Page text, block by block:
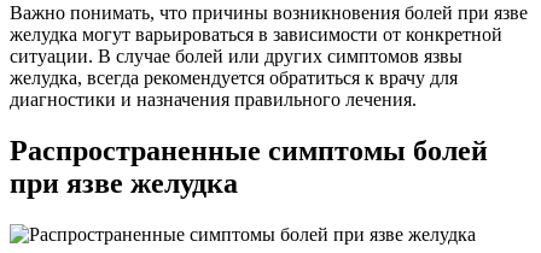
Важно понимать, что причины возникновения болей при язве
желудка могут варьироваться в зависимости от конкретной
ситуации. В случае болей или других симптомов язвы
желудка, всегда рекомендуется обратиться к врачу для
диагностики и назначения правильного лечения.
Распространенные симптомы болей
при язве желудка